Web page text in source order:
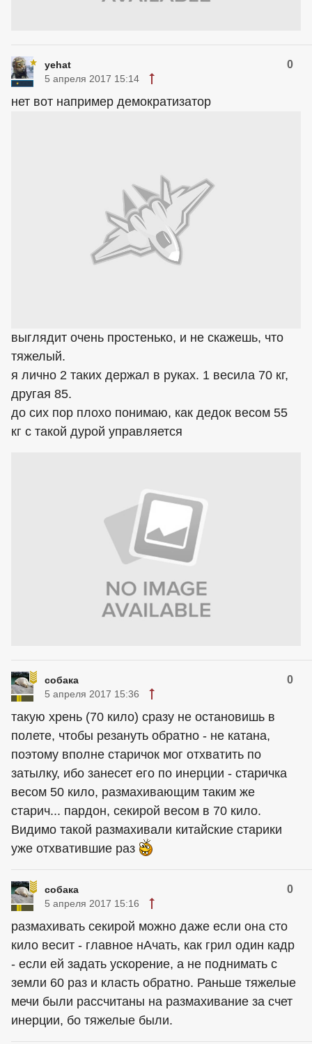
yehat 0
5 апреля 2017 15:14
нет вот например демократизатор
выглядит очень простенько, и не скажешь, что
тяжелый.
я лично 2 таких держал в руках. 1 весила 70 кг,
другая 85.
до сих пор плохо понимаю, как дедок весом 55
кг с такой дурой управляется
собака 0
5 апреля 2017 15:36
такую хрень (70 кило) сразу не остановишь в
полете, чтобы резануть обратно - не катана,
поэтому вполне старичок мог отхватить по
затылку, ибо занесет его по инерции - старичка
весом 50 кило, размахивающим таким же
старич... пардон, секирой весом в 70 кило.
Видимо такой размахивали китайские старики
уже отхватившие раз
собака 0
5 апреля 2017 15:16
размахивать секирой можно даже если она сто
кило весит - главное нАчать, как грил один кадр
- если ей задать ускорение, а не поднимать с
земли 60 раз и класть обратно. Раньше тяжелые
мечи были рассчитаны на размахивание за счет
инерции, бо тяжелые были.